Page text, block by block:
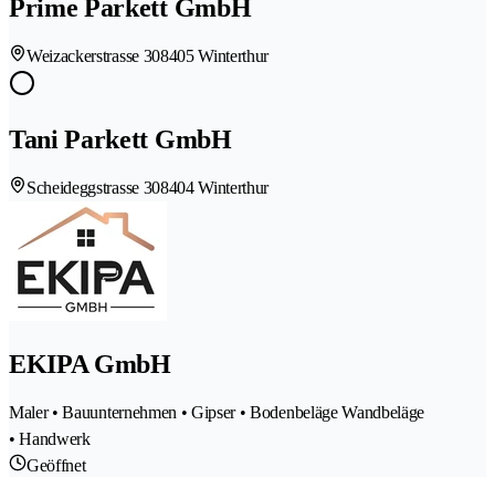
Prime Parkett GmbH
Weizackerstrasse 308405 Winterthur
Tani Parkett GmbH
Scheideggstrasse 308404 Winterthur
EKIPA GmbH
Maler • Bauunternehmen • Gipser • Bodenbeläge Wandbeläge
• Handwerk
Geöffnet